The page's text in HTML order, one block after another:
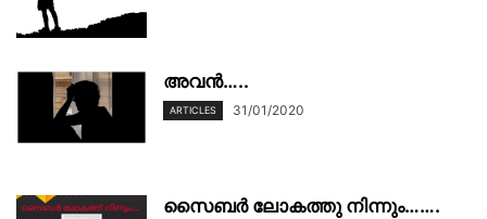
അവൻ…..
ARTICLES 31/01/2020
സൈബർ ലോകത്തു നിന്നും…….